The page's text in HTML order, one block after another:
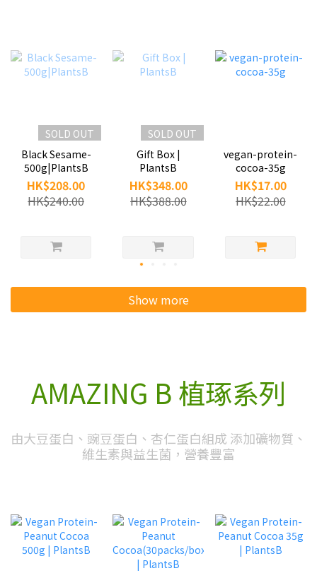
SOLD OUT
Black Sesame-
500g|PlantsB
HK$208.00
HK$240.00
SOLD OUT
Gift Box |
PlantsB
HK$348.00
HK$388.00
vegan-protein-
cocoa-35g
HK$17.00
HK$22.00
Show more
AMAZING B 植琢系列
由大豆蛋白、豌豆蛋白、杏仁蛋白組成 添加礦物質、
維生素與益生菌，營養豐富